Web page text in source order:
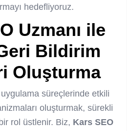
hedefliyoruz.
Uzmanı ile
Bildirim
Oluşturma
süreçlerinde etkili
oluşturmak, sürekli
rol üstlenir. Biz, Kars SEO